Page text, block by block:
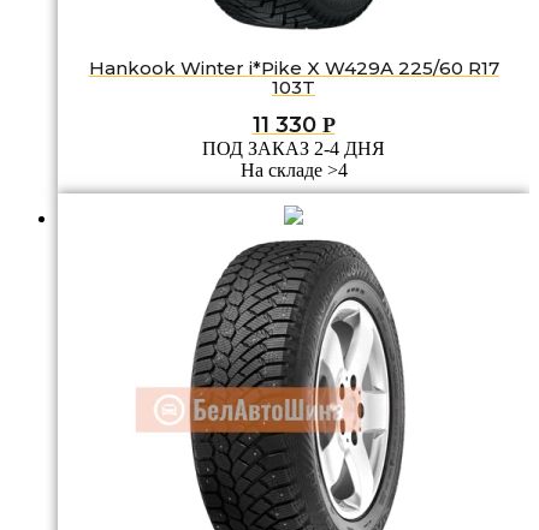
Hankook Winter i*Pike X W429A 225/60 R17
103T
11 330 Р
ПОД ЗАКАЗ 2-4 ДНЯ
На складе >4